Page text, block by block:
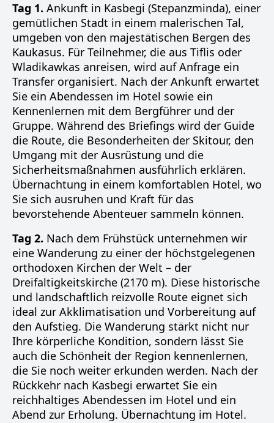
Tag 1. Ankunft in Kasbegi (Stepanzminda), einer
gemütlichen Stadt in einem malerischen Tal,
umgeben von den majestätischen Bergen des
Kaukasus. Für Teilnehmer, die aus Tiflis oder
Wladikawkas anreisen, wird auf Anfrage ein
Transfer organisiert. Nach der Ankunft erwartet
Sie ein Abendessen im Hotel sowie ein
Kennenlernen mit dem Bergführer und der
Gruppe. Während des Briefings wird der Guide
die Route, die Besonderheiten der Skitour, den
Umgang mit der Ausrüstung und die
Sicherheitsmaßnahmen ausführlich erklären.
Übernachtung in einem komfortablen Hotel, wo
Sie sich ausruhen und Kraft für das
bevorstehende Abenteuer sammeln können.
Tag 2. Nach dem Frühstück unternehmen wir
eine Wanderung zu einer der höchstgelegenen
orthodoxen Kirchen der Welt – der
Dreifaltigkeitskirche (2170 m). Diese historische
und landschaftlich reizvolle Route eignet sich
ideal zur Akklimatisation und Vorbereitung auf
den Aufstieg. Die Wanderung stärkt nicht nur
Ihre körperliche Kondition, sondern lässt Sie
auch die Schönheit der Region kennenlernen,
die Sie noch weiter erkunden werden. Nach der
Rückkehr nach Kasbegi erwartet Sie ein
reichhaltiges Abendessen im Hotel und ein
Abend zur Erholung. Übernachtung im Hotel.